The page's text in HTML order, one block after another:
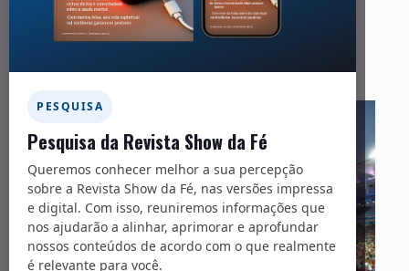
PESQUISA
Pesquisa da Revista Show da Fé
Queremos conhecer melhor a sua percepção
sobre a Revista Show da Fé, nas versões impressa
e digital. Com isso, reuniremos informações que
nos ajudarão a alinhar, aprimorar e aprofundar
nossos conteúdos de acordo com o que realmente
é relevante para você.
Facebook Twitter
Messenger